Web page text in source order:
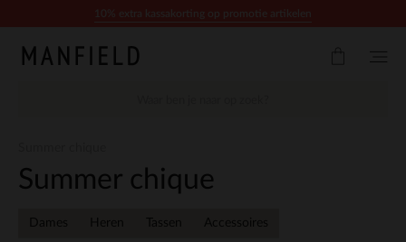
Summer chique
Dames Heren Tassen Accessoires